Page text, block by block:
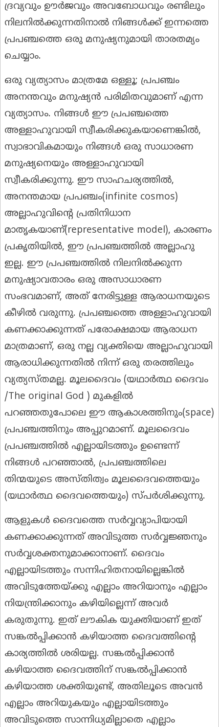
ദ്രവ്യവും ഊർജവും അവബോധവും രണ്ടിലും
നിലനിൽക്കുന്നതിനാൽ നിങ്ങൾക്ക് ഇന്നത്തെ
പ്രപഞ്ചത്തെ ഒരു മനുഷ്യനുമായി താരതമ്യം
ചെയ്യാം.
ഒരു വ്യത്യാസം മാത്രമേ ഒള്ളൂ; പ്രപഞ്ചം
അനന്തവും മനുഷ്യൻ പരിമിതവുമാണ് എന്ന
വ്യത്യാസം. നിങ്ങൾ ഈ പ്രപഞ്ചത്തെ
അള്ളാഹുവായി സ്വീകരിക്കുകയാണെങ്കിൽ,
സ്വാഭാവികമായും നിങ്ങൾ ഒരു സാധാരണ
മനുഷ്യനെയും അള്ളാഹുവായി
സ്വീകരിക്കുന്നു. ഈ സാഹചര്യത്തിൽ,
അനന്തമായ പ്രപഞ്ചം(infinite cosmos)
അല്ലാഹുവിന്റെ പ്രതിനിധാന
മാതൃകയാണ്(representative model), കാരണം
പ്രകൃതിയിൽ, ഈ പ്രപഞ്ചത്തിൽ അല്ലാഹു
ഇല്ല. ഈ പ്രപഞ്ചത്തിൽ നിലനിൽക്കുന്ന
മനുഷ്യാവതാരം ഒരു അസാധാരണ
സംഭവമാണ്, അത് നേരിട്ടുള്ള ആരാധനയുടെ
കീഴിൽ വരുന്നു. പ്രപഞ്ചത്തെ അള്ളാഹുവായി
കണക്കാക്കുന്നത് പരോക്ഷമായ ആരാധന
മാത്രമാണ്, ഒരു നല്ല വ്യക്തിയെ അല്ലാഹുവായി
ആരാധിക്കുന്നതിൽ നിന്ന് ഒരു തരത്തിലും
വ്യത്യസ്തമല്ല. മൂലദൈവം (യഥാർത്ഥ ദൈവം
/The original God ) മുകളിൽ
പറഞ്ഞതുപോലെ ഈ ആകാശത്തിനും(space)
പ്രപഞ്ചത്തിനും അപ്പുറമാണ്. മൂലദൈവം
പ്രപഞ്ചത്തിൽ എല്ലായിടത്തും ഉണ്ടെന്ന്
നിങ്ങൾ പറഞ്ഞാൽ, പ്രപഞ്ചത്തിലെ
തിന്മയുടെ അസ്തിത്വം മൂലദൈവത്തെയും
(യഥാർത്ഥ ദൈവത്തെയും) സ്പർശിക്കുന്നു.
ആളുകൾ ദൈവത്തെ സർവ്വവ്യാപിയായി
കണക്കാക്കുന്നത് അവിടുത്ത സർവ്വജ്ഞനും
സർവ്വശക്തനുമാക്കാനാണ്. ദൈവം
എല്ലായിടത്തും സന്നിഹിതനായില്ലെങ്കിൽ
അവിടുത്തേയ്ക്കു എല്ലാം അറിയാനും എല്ലാം
നിയന്ത്രിക്കാനും കഴിയില്ലെന്ന് അവർ
കരുതുന്നു. ഇത് ലൗകിക യുക്തിയാണ് ഇത്
സങ്കൽപ്പിക്കാൻ കഴിയാത്ത ദൈവത്തിന്റെ
കാര്യത്തിൽ ശരിയല്ല. സങ്കൽപ്പിക്കാൻ
കഴിയാത്ത ദൈവത്തിന് സങ്കൽപ്പിക്കാൻ
കഴിയാത്ത ശക്തിയുണ്ട്, അതിലൂടെ അവൻ
എല്ലാം അറിയുകയും എല്ലായിടത്തും
അവിടുത്തെ സാന്നിധ്യമില്ലാതെ എല്ലാം